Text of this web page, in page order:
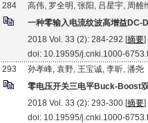
284
高伟, 罗全明, 张阳, 吕星宇, 周雒
一种零输入电流纹波高增益DC-
2018 Vol. 33 (2): 284-292 [摘要]
doi: 10.19595/j.cnki.1000-
293
孙孝峰, 袁野, 王宝诚, 李昕, 潘尧
零电压开关三电平Buck-Boost
2018 Vol. 33 (2): 293-300 [摘要]
doi: 10.19595/j.cnki.1000-